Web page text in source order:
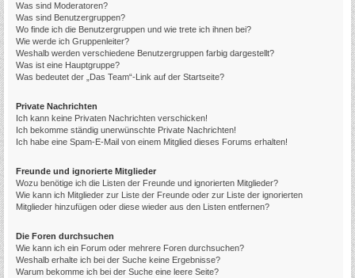
Was sind Moderatoren?
Was sind Benutzergruppen?
Wo finde ich die Benutzergruppen und wie trete ich ihnen bei?
Wie werde ich Gruppenleiter?
Weshalb werden verschiedene Benutzergruppen farbig dargestellt?
Was ist eine Hauptgruppe?
Was bedeutet der „Das Team“-Link auf der Startseite?
Private Nachrichten
Ich kann keine Privaten Nachrichten verschicken!
Ich bekomme ständig unerwünschte Private Nachrichten!
Ich habe eine Spam-E-Mail von einem Mitglied dieses Forums erhalten!
Freunde und ignorierte Mitglieder
Wozu benötige ich die Listen der Freunde und ignorierten Mitglieder?
Wie kann ich Mitglieder zur Liste der Freunde oder zur Liste der ignorierten
Mitglieder hinzufügen oder diese wieder aus den Listen entfernen?
Die Foren durchsuchen
Wie kann ich ein Forum oder mehrere Foren durchsuchen?
Weshalb erhalte ich bei der Suche keine Ergebnisse?
Warum bekomme ich bei der Suche eine leere Seite?